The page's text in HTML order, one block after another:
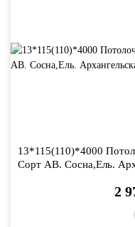
13*115(110)*4000
Сорт АВ. Сосна,Ель.
2